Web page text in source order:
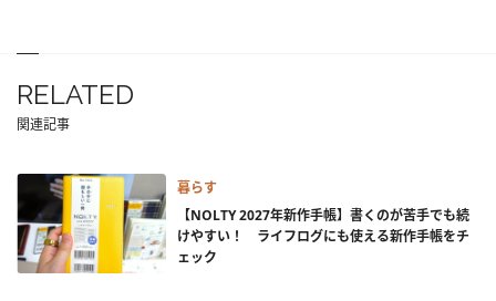
RELATED
関連記事
暮らす
【NOLTY 2027年新作手帳】書くのが苦手でも続
けやすい！ ライフログにも使える新作手帳をチ
ェック